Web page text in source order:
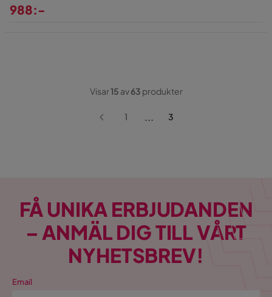
988:-
Visar15 av63 produkter
1 ... 3
FÅ UNIKA ERBJUDANDEN
– ANMÄL DIG TILL VÅRT
NYHETSBREV!
Email